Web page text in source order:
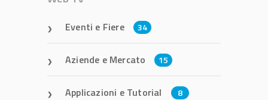
Eventi e Fiere 34
Aziende e Mercato 15
Applicazioni e Tutorial 8